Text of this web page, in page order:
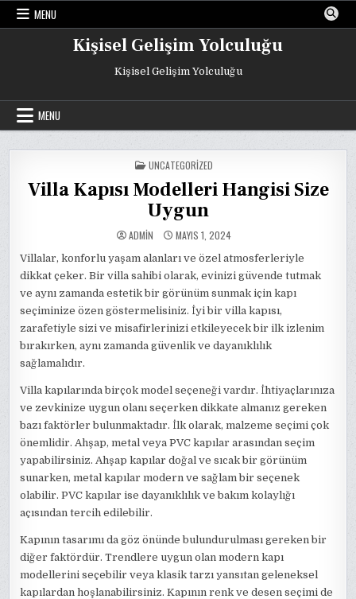
Skip
MENU
Kişisel Gelişim Yolculuğu
Kişisel Gelişim Yolculuğu
MENU
POSTED
IN
UNCATEGORIZED
Villa Kapısı Modelleri Hangisi Size
Uygun
ADMIN MAYIS 1, 2024
Villalar, konforlu yaşam alanları ve özel atmosferleriyle
dikkat çeker. Bir villa sahibi olarak, evinizi güvende tutmak
ve aynı zamanda estetik bir görünüm sunmak için kapı
seçiminize özen göstermelisiniz. İyi bir villa kapısı,
zarafetiyle sizi ve misafirlerinizi etkileyecek bir ilk izlenim
bırakırken, aynı zamanda güvenlik ve dayanıklılık
sağlamalıdır.
Villa kapılarında birçok model seçeneği vardır. İhtiyaçlarınıza
ve zevkinize uygun olanı seçerken dikkate almanız gereken
bazı faktörler bulunmaktadır. İlk olarak, malzeme seçimi çok
önemlidir. Ahşap, metal veya PVC kapılar arasından seçim
yapabilirsiniz. Ahşap kapılar doğal ve sıcak bir görünüm
sunarken, metal kapılar modern ve sağlam bir seçenek
olabilir. PVC kapılar ise dayanıklılık ve bakım kolaylığı
açısından tercih edilebilir.
Kapının tasarımı da göz önünde bulundurulması gereken bir
diğer faktördür. Trendlere uygun olan modern kapı
modellerini seçebilir veya klasik tarzı yansıtan geleneksel
kapılardan hoşlanabilirsiniz. Kapının renk ve desen seçimi de